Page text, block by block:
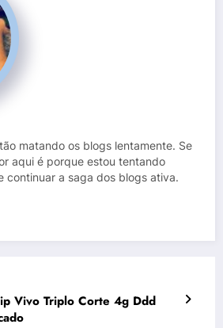
matando os blogs lentamente. Se
aqui é porque estou tentando
continuar a saga dos blogs ativa.
Vivo Triplo Corte 4g Ddd